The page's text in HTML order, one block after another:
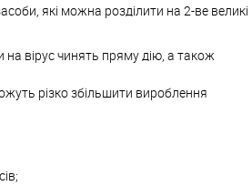
які можна розділити на 2-ве великі
на вірус чинять пряму дію, а також
різко збільшити вироблення